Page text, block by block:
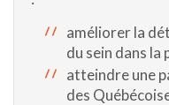
améliorer la
du sein dans la
atteindre une
des